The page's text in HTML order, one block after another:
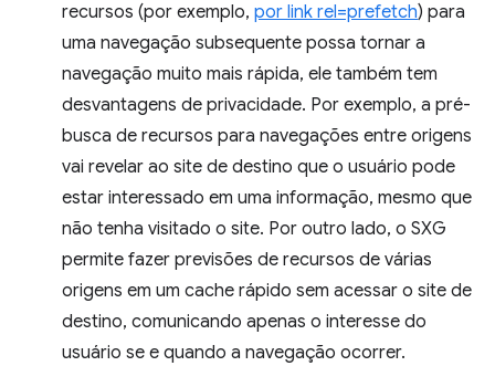
recursos (por exemplo, por link rel=prefetch) para
uma navegação subsequente possa tornar a
navegação muito mais rápida, ele também tem
desvantagens de privacidade. Por exemplo, a pré-
busca de recursos para navegações entre origens
vai revelar ao site de destino que o usuário pode
estar interessado em uma informação, mesmo que
não tenha visitado o site. Por outro lado, o SXG
permite fazer previsões de recursos de várias
origens em um cache rápido sem acessar o site de
destino, comunicando apenas o interesse do
usuário se e quando a navegação ocorrer.